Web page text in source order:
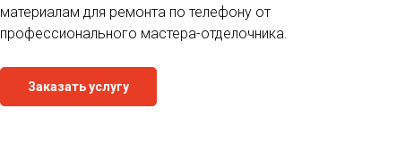
материалам для ремонта по телефону от
профессионального мастера-отделочника.
Заказать услугу